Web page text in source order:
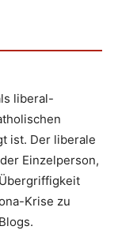
liberal-
ist. Der liberale
Einzelperson,
Krise zu